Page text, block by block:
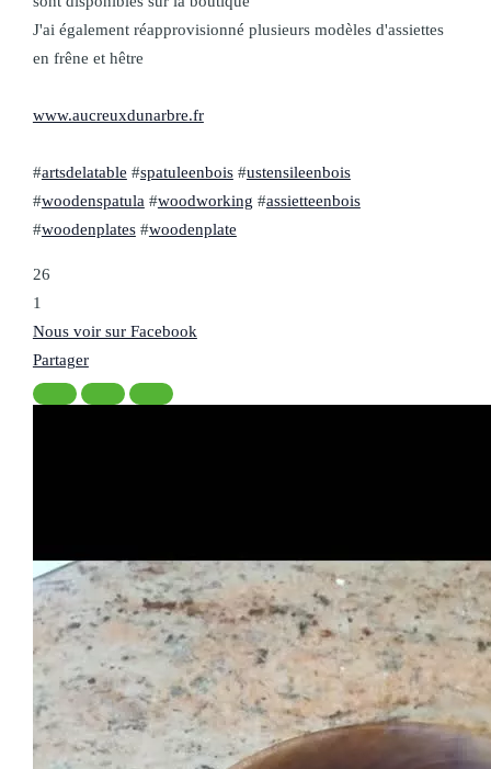
J'ai également réapprovisionné plusieurs modèles d'assiettes
en frêne et hêtre
www.aucreuxdunarbre.fr
#artsdelatable #spatuleenbois#ustensileenbois
#woodenspatula#woodworking #assietteenbois
#woodenplates#woodenplate
26
1
Nous voir sur Facebook
Partager